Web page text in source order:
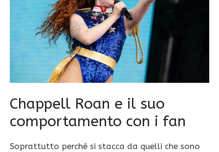
Chappell Roan e il suo
comportamento con i fan
Soprattutto perché si stacca da quelli che sono